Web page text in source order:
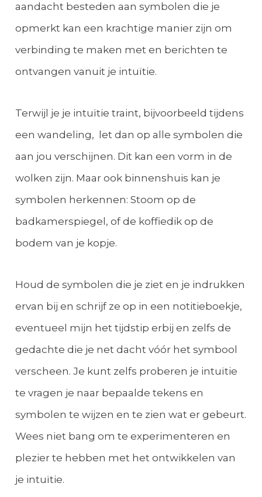
aandacht besteden aan symbolen die je
opmerkt kan een krachtige manier zijn om
verbinding te maken met en berichten te
ontvangen vanuit je intuïtie.
Terwijl je je intuïtie traint, bijvoorbeeld tijdens
een wandeling, let dan op alle symbolen die
aan jou verschijnen. Dit kan een vorm in de
wolken zijn. Maar ook binnenshuis kan je
symbolen herkennen: Stoom op de
badkamerspiegel, of de koffiedik op de
bodem van je kopje.
Houd de symbolen die je ziet en je indrukken
ervan bij en schrijf ze op in een notitieboekje,
eventueel mijn het tijdstip erbij en zelfs de
gedachte die je net dacht vóór het symbool
verscheen. Je kunt zelfs proberen je intuïtie
te vragen je naar bepaalde tekens en
symbolen te wijzen en te zien wat er gebeurt.
Wees niet bang om te experimenteren en
plezier te hebben met het ontwikkelen van
je intuïtie.